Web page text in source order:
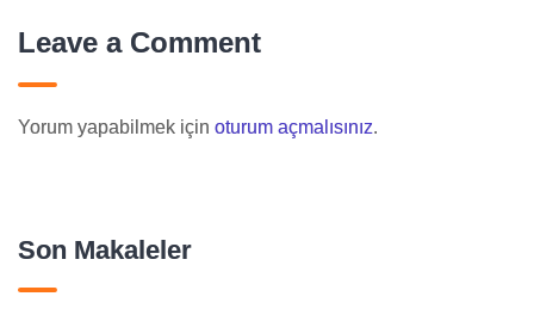
Leave a Comment
Yorum yapabilmek için oturum açmalısınız.
Son Makaleler